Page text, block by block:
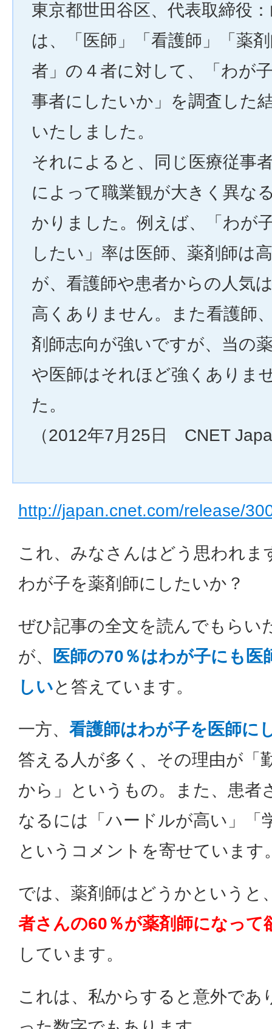
東京都世田谷区、代表取締役
は、「医師」「看護師」「薬
者」の４者に対して、「わが
事者にしたいか」を調査した
いたしました。
それによると、同じ医療従事
によって職業観が大きく異な
かりました。例えば、「わが
したい」率は医師、薬剤師は
が、看護師や患者からの人気
高くありません。また看護師
剤師志向が強いですが、当の
や医師はそれほど強くありま
た。
（2012年7月25日 CNET
http://japan.cnet.com/release/
これ、みなさんはどう思われま
わが子を薬剤師にしたいか？
ぜひ記事の全文を読んでもらい
が、
医師の70％はわが子にも医
しいと答えています。
一方、 看護師はわが子を医師に
答える人が多く、その理由が「
から」というもの。また、患者
なるには「ハードルが高い」「
というコメントを寄せています
では、薬剤師はどうかというと
者さんの60％が薬剤師になって
しています。
これは、私からすると意外であ